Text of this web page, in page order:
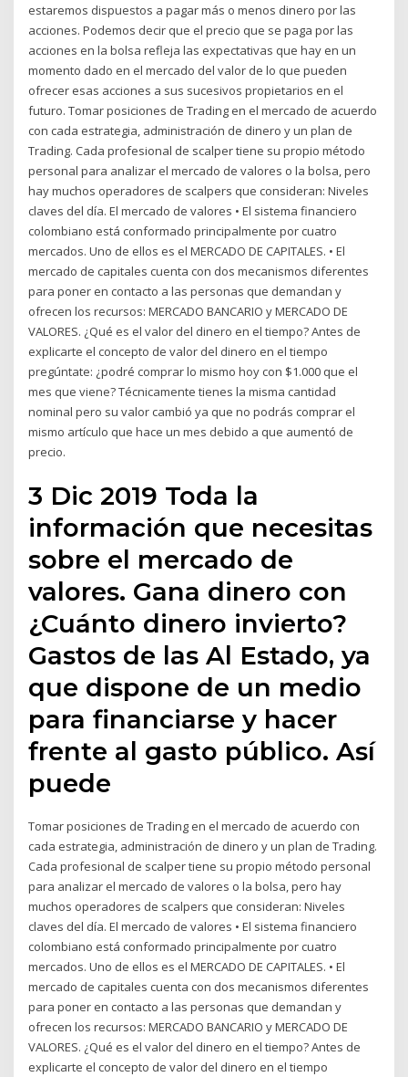
estaremos dispuestos a pagar más o menos dinero por las
acciones. Podemos decir que el precio que se paga por las
acciones en la bolsa refleja las expectativas que hay en un
momento dado en el mercado del valor de lo que pueden
ofrecer esas acciones a sus sucesivos propietarios en el
futuro. Tomar posiciones de Trading en el mercado de acuerdo
con cada estrategia, administración de dinero y un plan de
Trading. Cada profesional de scalper tiene su propio método
personal para analizar el mercado de valores o la bolsa, pero
hay muchos operadores de scalpers que consideran: Niveles
claves del día. El mercado de valores • El sistema financiero
colombiano está conformado principalmente por cuatro
mercados. Uno de ellos es el MERCADO DE CAPITALES. • El
mercado de capitales cuenta con dos mecanismos diferentes
para poner en contacto a las personas que demandan y
ofrecen los recursos: MERCADO BANCARIO y MERCADO DE
VALORES. ¿Qué es el valor del dinero en el tiempo? Antes de
explicarte el concepto de valor del dinero en el tiempo
pregúntate: ¿podré comprar lo mismo hoy con $1.000 que el
mes que viene? Técnicamente tienes la misma cantidad
nominal pero su valor cambió ya que no podrás comprar el
mismo artículo que hace un mes debido a que aumentó de
precio.
3 Dic 2019 Toda la
información que necesitas
sobre el mercado de
valores. Gana dinero con
¿Cuánto dinero invierto?
Gastos de las Al Estado, ya
que dispone de un medio
para financiarse y hacer
frente al gasto público. Así
puede
Tomar posiciones de Trading en el mercado de acuerdo con
cada estrategia, administración de dinero y un plan de Trading.
Cada profesional de scalper tiene su propio método personal
para analizar el mercado de valores o la bolsa, pero hay
muchos operadores de scalpers que consideran: Niveles
claves del día. El mercado de valores • El sistema financiero
colombiano está conformado principalmente por cuatro
mercados. Uno de ellos es el MERCADO DE CAPITALES. • El
mercado de capitales cuenta con dos mecanismos diferentes
para poner en contacto a las personas que demandan y
ofrecen los recursos: MERCADO BANCARIO y MERCADO DE
VALORES. ¿Qué es el valor del dinero en el tiempo? Antes de
explicarte el concepto de valor del dinero en el tiempo